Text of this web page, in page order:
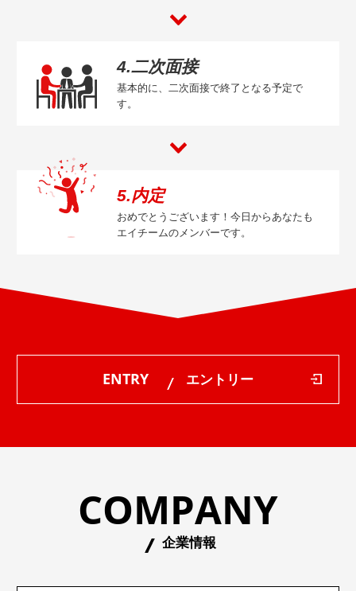
4.二次面接
基本的に、二次面接で終了となる予定で
す。
5.内定
おめでとうございます！今日からあなたも
エイチームのメンバーです。
ENTRY エントリー
COMPANY
企業情報